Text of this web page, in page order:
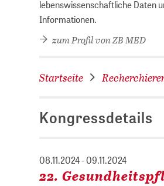
lebenswissenschaftliche Daten
Informationen.
zum Profil von ZB MED
Startseite
Kongressdetails
08.11.2024 - 09.11.2024
22.